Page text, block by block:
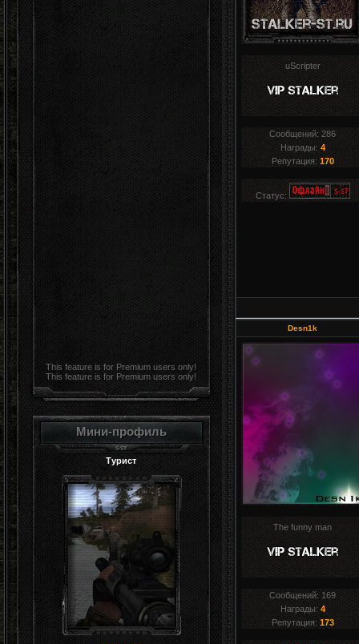
This feature is for Premium users only!
This feature is for Premium users only!
Мини-профиль
Турист
uScripter
Сообщений:286
Награды: 4
Репутация: 170
Статус:
Desn1k
The funny man
Сообщений: 169
Награды: 4
Репутация: 173